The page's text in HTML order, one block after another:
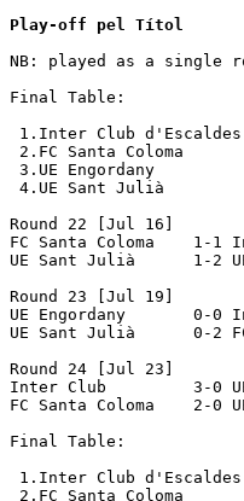
Play-off pel Títol
NB: played as a single
Final Table:
1.Inter Club
2.FC Santa Coloma
3.UE Engordany
4.UE Sant Julià
Round 22 [Jul 16]
FC Santa Coloma
UE Sant Julià      1-
Round 23 [Jul 19]
UE Engordany
UE Sant Julià      0-2
Round 24 [Jul 23]
Inter Club         3-0
FC Santa Coloma
Final Table:
1.Inter Club
2.FC Santa Coloma